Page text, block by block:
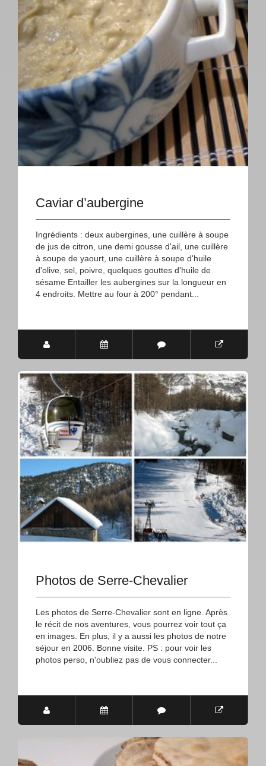
Caviar d’aubergine
Ingrédients : deux aubergines, une cuillère à soupe
de jus de citron, une demi gousse d'ail, une cuillère
à soupe de yaourt, une cuillère à soupe d'huile
d'olive, sel, poivre, quelques gouttes d'huile de
sésame Entailler les aubergines sur la longueur en
4 endroits. Mettre au four à 200° pendant...
Photos de Serre-Chevalier
Les photos de Serre-Chevalier sont en ligne. Après
le récit de nos aventures, vous pourrez voir tout ça
en images. En plus, il y a aussi les photos de notre
séjour en 2006. Bonne visite. PS : pour voir les
photos perso, n'oubliez pas de vous connecter...